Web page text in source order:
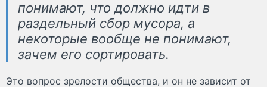
понимают, что должно идти в
раздельный сбор мусора, а
некоторые вообще не понимают,
зачем его сортировать.
Это вопрос зрелости общества, и он не зависит от